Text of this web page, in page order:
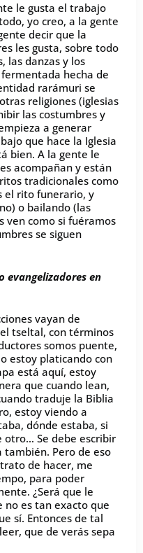
le gusta el trabajo
yo creo, a la gente
decir que la
les gusta, sobre todo
las danzas y los
hecha de
rarámuri se
religiones (iglesias
las costumbres y
a generar
que hace la Iglesia
bien. A la gente le
acompañan y están
tradicionales como
el rito funerario, y
o bailando (las
ven como si fuéramos
se siguen
evangelizadores en
vayan de
tseltal, con términos
somos puente,
estoy platicando con
está aquí, estoy
que cuando lean,
traduje la Biblia
estoy viendo a
dónde estaba, si
otro… Se debe escribir
también. Pero de eso
de hacer, me
para poder
¿Será que le
no es tan exacto que
sí. Entonces de tal
que de verás sepa